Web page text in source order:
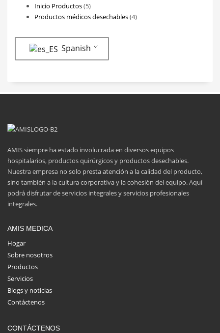
Inicio Productos 55
productos
Productos médicos desechables 44
Spanish
AMIS siempre ha estado involucrada en diversos equipos
hospitalarios, productos quirúrgicos y productos desechables.
Nuestra empresa no solo presta atención a la calidad del producto,
sino también a la cultura corporativa y la cohesión del equipo. Aquí
podrá disfrutar de servicios integrales y servicios profesionales
integrales.
AMIS MEDICA
Hogar
Sobre nosotros
Productos
Servicios
Blogs y noticias
Contáctenos
CONTÁCTENOS